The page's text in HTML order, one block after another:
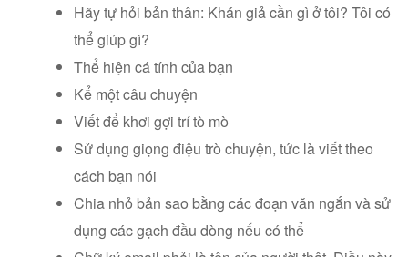
Hãy tự hỏi bản thân: Khán giả cần gì ở tôi? Tôi có
thể giúp gì?
Thể hiện cá tính của bạn
Kể một câu chuyện
Viết để khơi gợi trí tò mò
Sử dụng giọng điệu trò chuyện, tức là viết theo
cách bạn nói
Chia nhỏ bản sao bằng các đoạn văn ngắn và sử
dụng các gạch đầu dòng nếu có thể